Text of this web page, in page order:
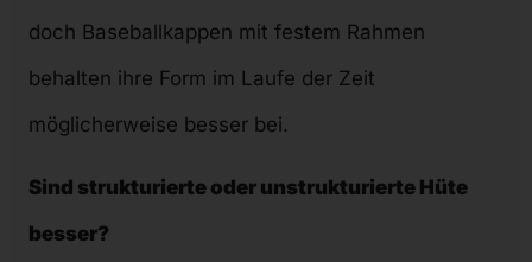
doch Baseballkappen mit festem Rahmen
behalten ihre Form im Laufe der Zeit
möglicherweise besser bei.
Sind strukturierte oder unstrukturierte Hüte
besser?